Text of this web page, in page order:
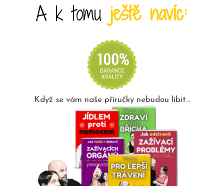
A k tomuještě navíc:
Když se vám naše příručky nebudou líbit...